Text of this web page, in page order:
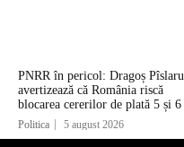
PNRR în pericol: Dragoș Pîslaru
avertizează că România riscă
blocarea cererilor de plată 5 și 6
Politica 5 august 2026